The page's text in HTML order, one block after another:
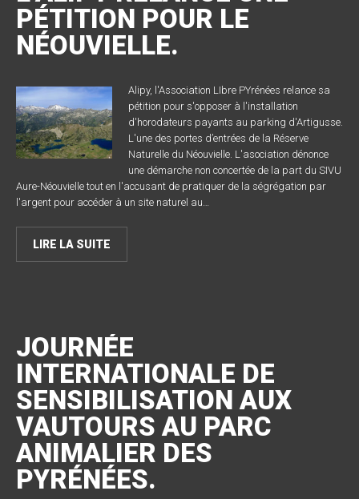
PÉTITION POUR LE
NÉOUVIELLE.
Alipy, l'Association LIbre PYrénées relance sa
pétition pour s'opposer à l'installation
d'horodateurs payants au parking d'Artigusse.
L'une des portes d’entrées de la Réserve
Naturelle du Néouvielle. L'asociation dénonce
une démarche non concertée de la part du SIVU
Aure-Néouvielle tout en l'accusant de pratiquer de la ségrégation par
l'argent pour accéder à un site naturel au…
LIRE LA SUITE
JOURNÉE
INTERNATIONALE DE
SENSIBILISATION AUX
VAUTOURS AU PARC
ANIMALIER DES
PYRÉNÉES.